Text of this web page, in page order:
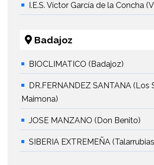
I.E.S. Víctor García de la Concha
Badajoz
BIOCLIMATICO (Badajoz)
DR.FERNANDEZ SANTANA (Los
Maimona)
JOSE MANZANO (Don Benito)
SIBERIA EXTREMEÑA